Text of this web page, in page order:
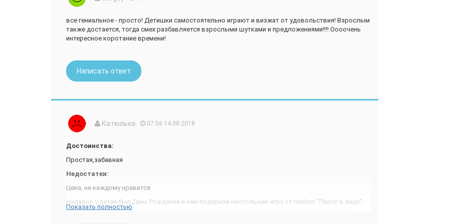
все гениальное - просто! Детишки самостоятельно играют и визжат от удовольствия! Взрослым
также достается, тогда смех разбавляется взрослыми шутками и предложениями!!!! Оооочень
интересное коротание времени!
Написать ответ
Катюлька 07:56 14.08.2018
Достоинства:
Простая,забавная
Недостатки:
Цена, не каждому нравится
Недавно у детей был День Рождения и нам подарили настольную игру от Hasbro "Пирог в лицо",
которая вызывает у многих негативные эмоции, а у многих положительные. Я отношу себя к
Показать полностью